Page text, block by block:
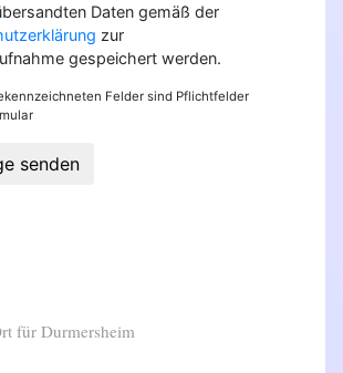
Daten gemäß der
zur
gespeichert werden.
Felder sind Pflichtfelder
senden
für Durmersheim